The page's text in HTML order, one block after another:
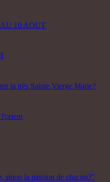
10 AOUT
la très Sainte Vierge Marie?
l'orient
sinon la passion de chacun?"